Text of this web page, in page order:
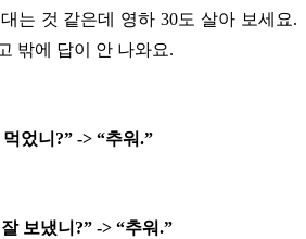
는 것 같은데 영하 30도 살아 보세요.
밖에 답이 안 나와요.
먹었니?” -> “추워.”
보냈니?” -> “추워.”